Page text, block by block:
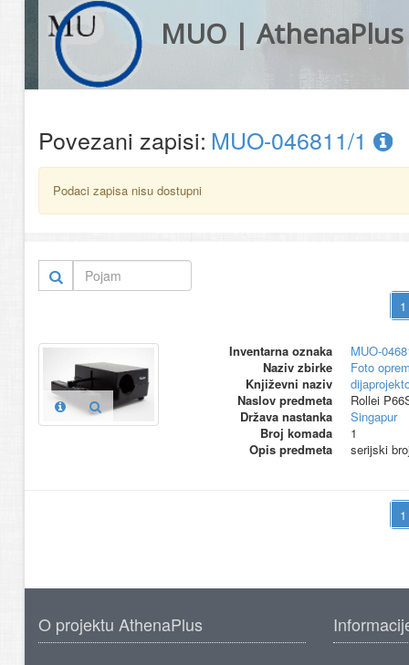
MUO | AthenaPlus
Povezani zapisi: MUO-046811/1
Podaci zapisa nisu dostupni
Inventarna oznaka
MUO-
Naziv zbirke
Foto
Književni naziv
Naslov predmeta
Rollei
Država nastanka
Singapur
Broj komada
1
Opis predmeta
serijski
O projektu AthenaPlus